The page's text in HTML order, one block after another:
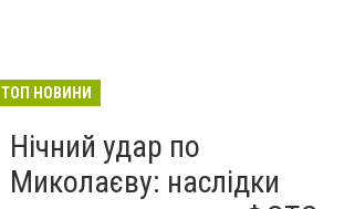
ТОП НОВИНИ
Нічний удар по
Миколаєву: наслідки